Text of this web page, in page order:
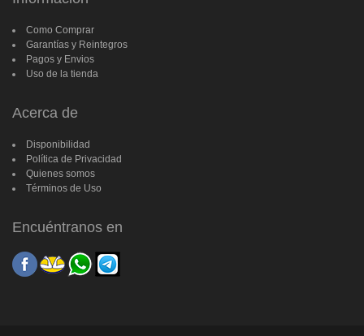
Como Comprar
Garantías y Reintegros
Pagos y Envios
Uso de la tienda
Acerca de
Disponibilidad
Política de Privacidad
Quienes somos
Términos de Uso
Encuéntranos en